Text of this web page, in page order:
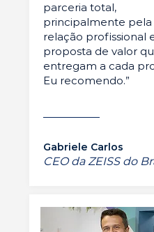
parceria total,
principalmente pela
relação profissional
proposta de valor
entregam a cada
Eu recomendo.”
Gabriele Carlos
CEO da ZEISS do